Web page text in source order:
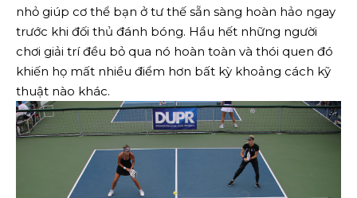
nhỏ giúp cơ thể bạn ở tư thế sẵn sàng hoàn hảo ngay
trước khi đối thủ đánh bóng. Hầu hết những người
chơi giải trí đều bỏ qua nó hoàn toàn và thói quen đó
khiến họ mất nhiều điểm hơn bất kỳ khoảng cách kỹ
thuật nào khác.